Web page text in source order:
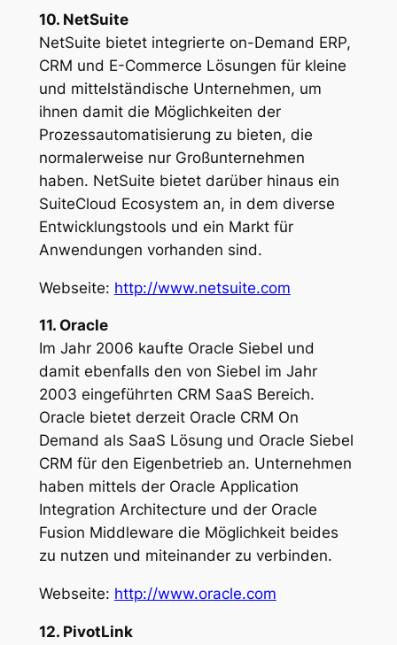
10. NetSuite
NetSuite bietet integrierte on-Demand ERP,
CRM und E-Commerce Lösungen für kleine
und mittelständische Unternehmen, um
ihnen damit die Möglichkeiten der
Prozessautomatisierung zu bieten, die
normalerweise nur Großunternehmen
haben. NetSuite bietet darüber hinaus ein
SuiteCloud Ecosystem an, in dem diverse
Entwicklungstools und ein Markt für
Anwendungen vorhanden sind.
Webseite: http://www.netsuite.com
11. Oracle
Im Jahr 2006 kaufte Oracle Siebel und
damit ebenfalls den von Siebel im Jahr
2003 eingeführten CRM SaaS Bereich.
Oracle bietet derzeit Oracle CRM On
Demand als SaaS Lösung und Oracle Siebel
CRM für den Eigenbetrieb an. Unternehmen
haben mittels der Oracle Application
Integration Architecture und der Oracle
Fusion Middleware die Möglichkeit beides
zu nutzen und miteinander zu verbinden.
Webseite: http://www.oracle.com
12. PivotLink